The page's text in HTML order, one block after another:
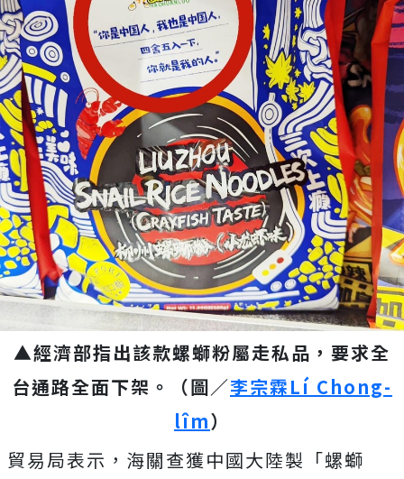
▲經濟部指出該款螺螄粉屬走私品，要求全
台通路全面下架。（圖／李宗霖Lí Chong-
lîm）
貿易局表示，海關查獲中國大陸製「螺螄